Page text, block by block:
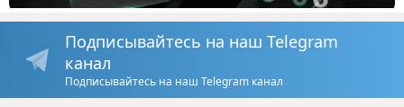
Подписывайтесь на наш Telegram
канал
Подписывайтесь на наш Telegram канал